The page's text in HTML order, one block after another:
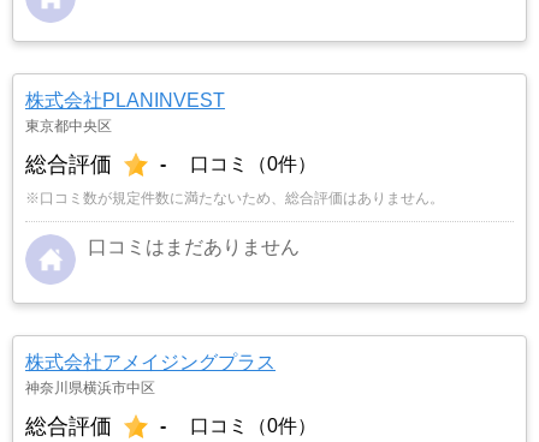
株式会社PLANINVEST
東京都中央区
総合評価 - 口コミ（0件）
※口コミ数が規定件数に満たないため、総合評価はありません。
口コミはまだありません
株式会社アメイジングプラス
神奈川県横浜市中区
総合評価 - 口コミ（0件）